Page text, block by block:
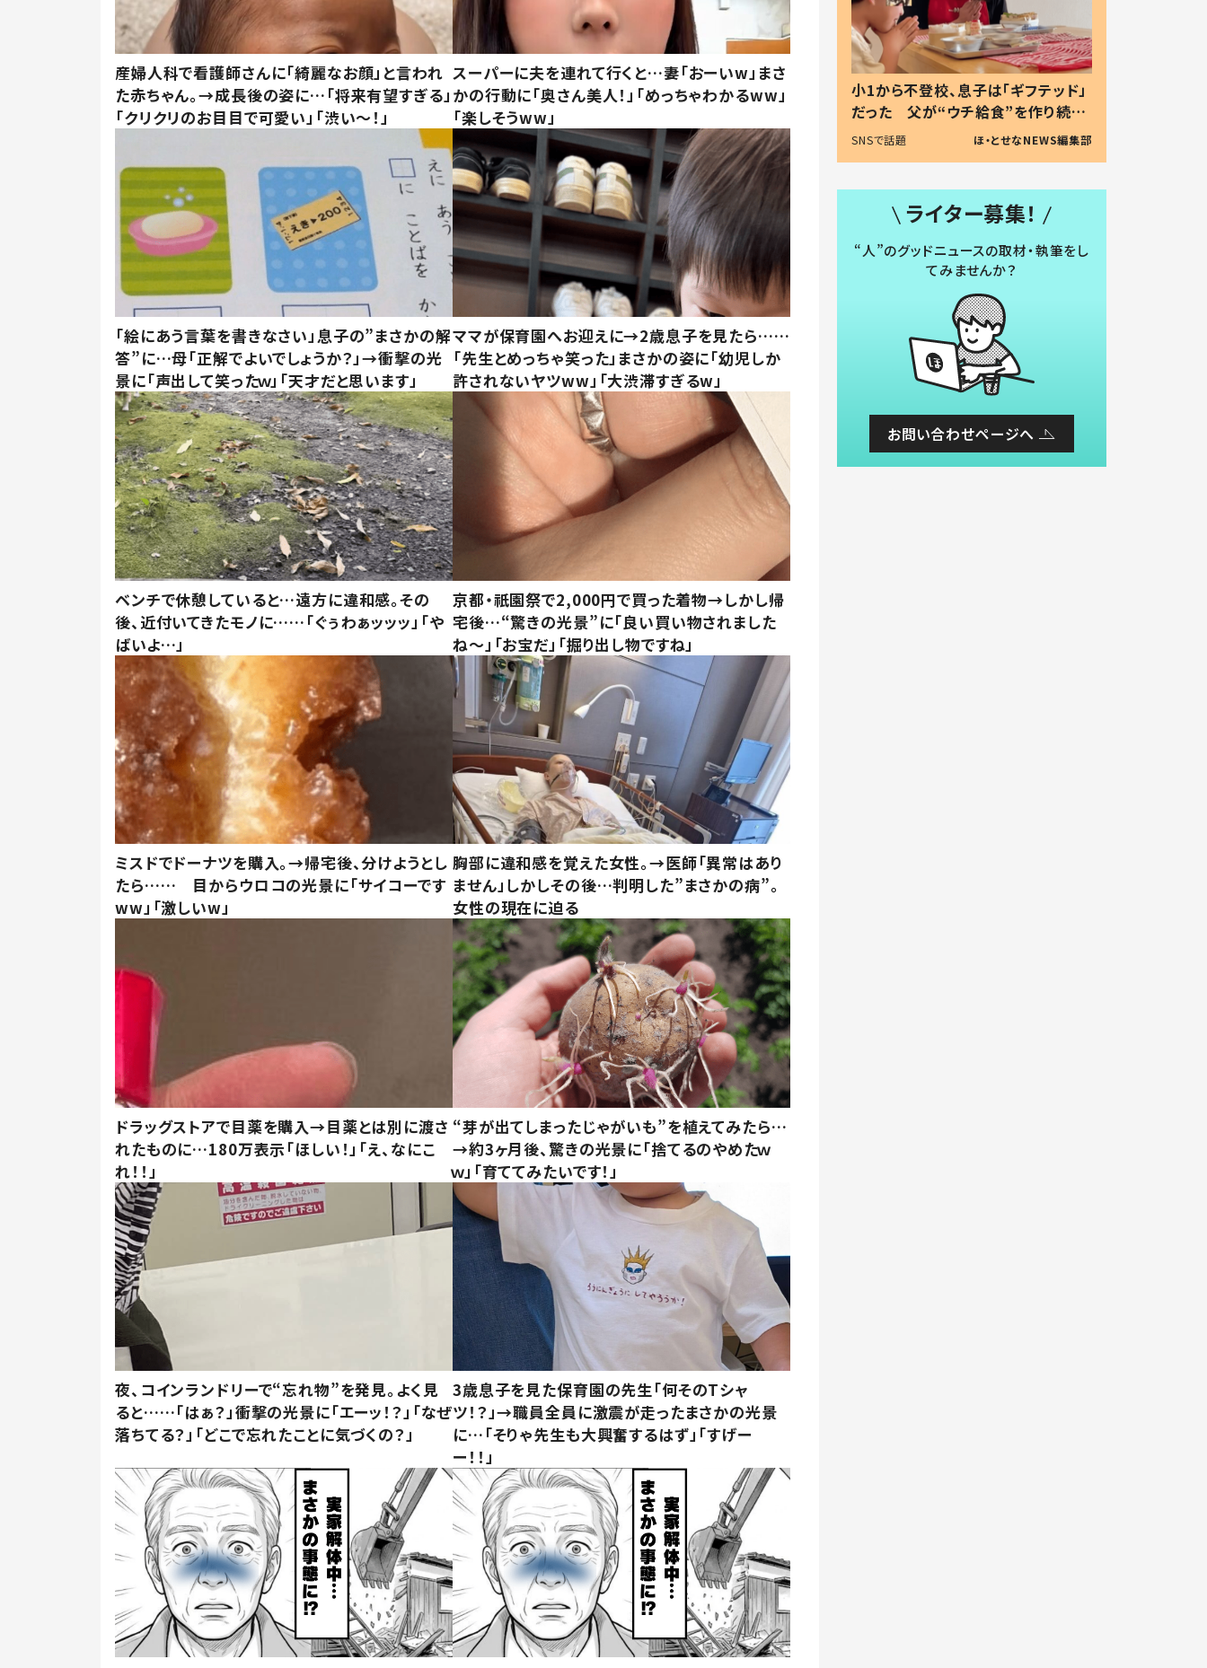
産婦人科で看護師さんに「綺麗なお顔」と言われ
た赤ちゃん。→成長後の姿に…「将来有望すぎる」
「クリクリのお目目で可愛い」「渋い～！」
スーパーに夫を連れて行くと…妻「おーいw」まさ
かの行動に「奥さん美人！」「めっちゃわかるww」
「楽しそうww」
「絵にあう言葉を書きなさい」息子の”まさかの解
答”に…母「正解でよいでしょうか？」→衝撃の光
景に「声出して笑ったｗ」「天才だと思います」
ママが保育園へお迎えに→2歳息子を見たら……
「先生とめっちゃ笑った」まさかの姿に「幼児しか
許されないヤツww」「大渋滞すぎるw」
ベンチで休憩していると…遠方に違和感。その
後、近付いてきたモノに……「ぐぅわぁッッッ」「や
ばいよ…」
京都・祇園祭で2,000円で買った着物→しかし帰
宅後…“驚きの光景”に「良い買い物されました
ね～」「お宝だ」「掘り出し物ですね」
ミスドでドーナツを購入。→帰宅後、分けようとし
たら…… 目からウロコの光景に「サイコーです
ww」「激しいw」
胸部に違和感を覚えた女性。→医師「異常はあり
ません」しかしその後…判明した”まさかの病”。
女性の現在に迫る
ドラッグストアで目薬を購入→目薬とは別に渡さ
れたものに…180万表示「ほしい！」「え、なにこ
れ！！」
“芽が出てしまったじゃがいも”を植えてみたら…
→約3ヶ月後、驚きの光景に「捨てるのやめたｗ
ｗ」「育ててみたいです！」
夜、コインランドリーで“忘れ物”を発見。よく見
ると……「はぁ？」衝撃の光景に「エーッ！？」「なぜ
落ちてる？」「どこで忘れたことに気づくの？」
3歳息子を見た保育園の先生「何そのTシャ
ツ！？」→職員全員に激震が走ったまさかの光景
に…「そりゃ先生も大興奮するはず」「すげー
ー！！」
小1から不登校、息子は「ギフテッド」
だった 父が“ウチ給食”を作り続け
る理由とは #令和の親 #令和の子
SNSで話題 ほ・とせなNEWS編集部
ライター募集！
“人”のグッドニュースの取材・執筆をし
てみませんか？
お問い合わせページへ